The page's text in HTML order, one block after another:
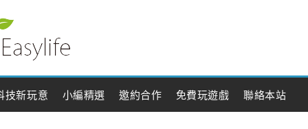
技新玩意 小編精選 邀約合作 免費玩遊戲 聯絡本站